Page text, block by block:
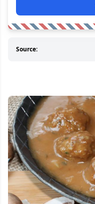
Source: